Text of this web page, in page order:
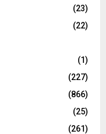
(23)
(22)
(1)
(227)
(866)
(25)
(261)